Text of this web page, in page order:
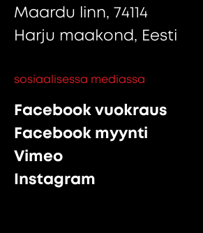
Maardu linn, 74114
Harju maakond, Eesti
sosiaalisessa mediassa
Facebook vuokraus
Facebook myynti
Vimeo
Instagram